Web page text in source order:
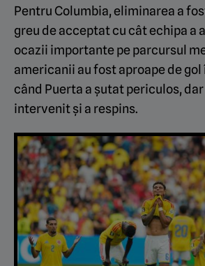
Pentru Columbia, eliminarea a
greu de acceptat cu cât echipa a
ocazii importante pe parcursul
americanii au fost aproape de gol
când Puerta a șutat periculos, dar
intervenit și a respins.